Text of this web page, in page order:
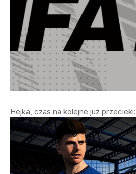
Hejka, czas na kolejne już przecieki: